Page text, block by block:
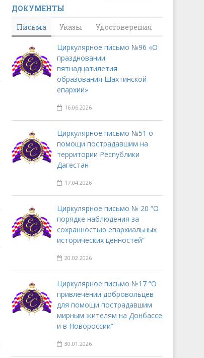
ДОКУМЕНТЫ
Письма
Указы Удостоверения
Циркулярное письмо №96 «О
праздновании
пятнадцатилетия
образования Шахтинской
епархии»
16.06.2026
Циркулярное письмо №51 о
помощи пострадавшим на
территории Республики
Дагестан
17.04.2026
Циркулярное письмо № 20 “О
порядке наблюдения за
сохранностью епархиальных
исторических ценностей”
20.02.2026
Циркулярное письмо №17 “О
привлечении добровольцев
для помощи пострадавшим
мирным жителям на Донбассе
и в Новороссии”
30.01.2026